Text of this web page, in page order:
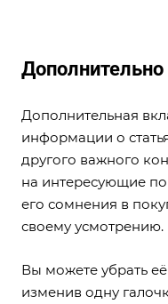
Дополнительно
Дополнительная
информации о
другого важного
на интересующие
его сомнения в
своему усмотрению.
Вы можете убрать
изменив одну